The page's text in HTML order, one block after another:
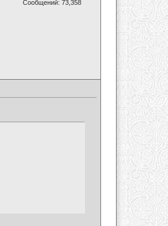
Сообщений: 73,358